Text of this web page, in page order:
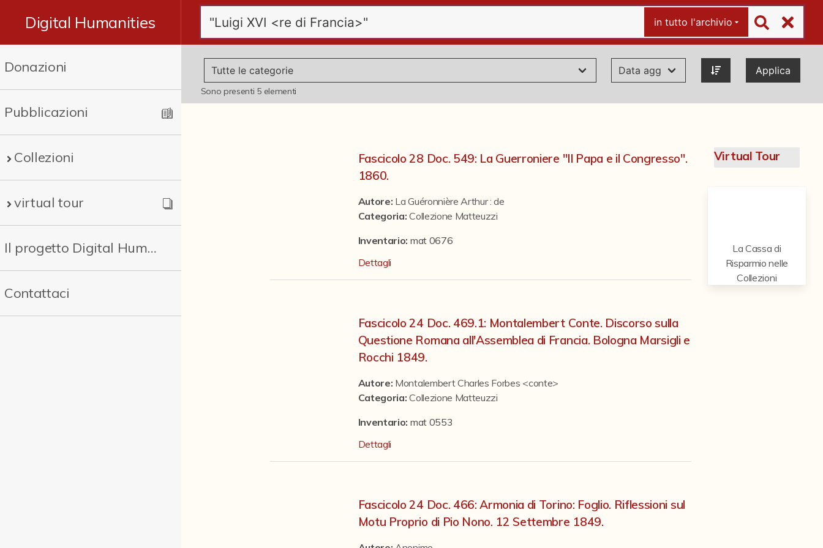
Digital Humanities
Donazioni
Pubblicazioni
Collezioni
virtual tour
Il progetto Digital Humanities
Contattaci
in tutto l'archivio
Applica
Sono presenti 5elementi
Fascicolo 28 Doc. 549: La Guerroniere "Il Papa e il Congresso".
1860.
Autore: La Guéronnière Arthur : de
Categoria:Collezione Matteuzzi
Inventario: mat 0676
Dettagli
Fascicolo 24 Doc. 469.1: Montalembert Conte. Discorso sulla
Questione Romana all'Assemblea di Francia. Bologna Marsigli e
Rocchi 1849.
Autore: Montalembert Charles Forbes <conte>
Categoria:Collezione Matteuzzi
Inventario: mat 0553
Dettagli
Fascicolo 24 Doc. 466: Armonia di Torino: Foglio. Riflessioni sul
Motu Proprio di Pio Nono. 12 Settembre 1849.
Virtual Tour
La Cassa di
Risparmio nelle
Collezioni